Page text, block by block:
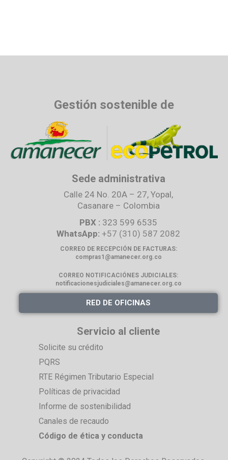
Gestión sostenible de
Sede administrativa
Calle 24 No. 20A – 27, Yopal,
Casanare – Colombia
PBX : 323 599 6535
WhatsApp: +57 (310) 587 2082
CORREO DE RECEPCIÓN DE FACTURAS:
compras1@amanecer.org.co
CORREO NOTIFICACIÓNES JUDICIALES:
notificacionesjudiciales@amanecer.org.co
RED DE OFICINAS
Servicio al cliente
Solicite su crédito
PQRS
RTE Régimen Tributario Especial
Políticas de privacidad
Informe de sostenibilidad
Canales de recaudo
Código de ética y conducta